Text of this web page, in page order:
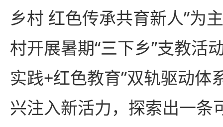
乡村 红色传承共育新人”为
村开展暑期“三下乡”支教活
实践+红色教育”双轨驱动体
兴注入新活力，探索出一条